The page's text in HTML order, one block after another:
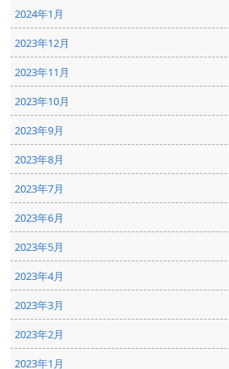
2024年1月
2023年12月
2023年11月
2023年10月
2023年9月
2023年8月
2023年7月
2023年6月
2023年5月
2023年4月
2023年3月
2023年2月
2023年1月